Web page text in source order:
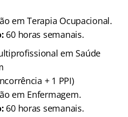
em Terapia Ocupacional.
60 horas semanais.
em Saúde
+ 1 PPI)
em Enfermagem.
60 horas semanais.